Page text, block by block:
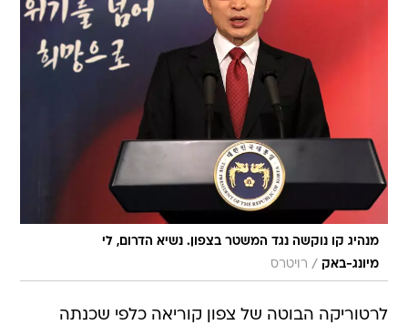
מנהיג קו נוקשה נגד המשטר בצפון. נשיא הדרום, לי
מיונג-באק / רויטרס
לרטוריקה הבוטה של צפון קוריאה כלפי שכנתה